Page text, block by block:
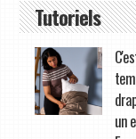
Tutoriels
un